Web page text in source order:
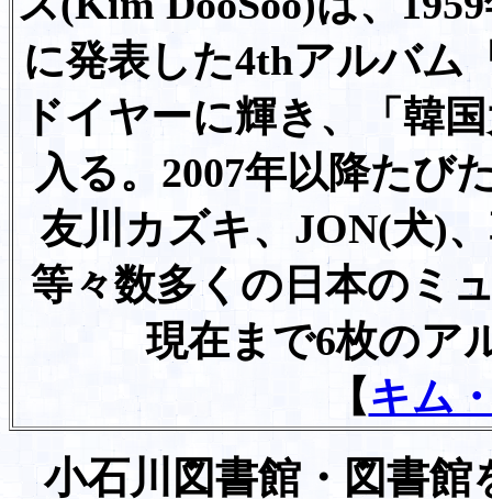
に発表した4thアルバム
ドイヤーに輝き、「韓
入る。2007年以降たび
友川カズキ、JON(犬)
等々数多くの日本のミ
現在まで6枚のア
【キム
小石川図書館・図書